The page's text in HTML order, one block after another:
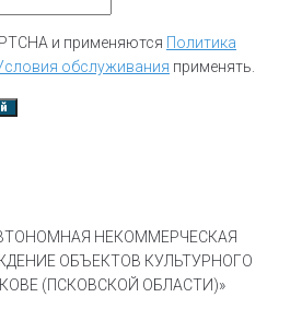
и применяются Политика
обслуживания применять.
НЕКОММЕРЧЕСКАЯ
ОБЪЕКТОВ КУЛЬТУРНОГО
(ПСКОВСКОЙ ОБЛАСТИ)»